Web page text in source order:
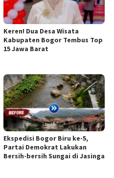
Keren! Dua Desa Wisata
Kabupaten Bogor Tembus Top
15 Jawa Barat
Ekspedisi Bogor Biru ke-5,
Partai Demokrat Lakukan
Bersih-bersih Sungai di Jasinga